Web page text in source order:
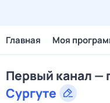
Главная Моя
Первый канал —
Сургуте